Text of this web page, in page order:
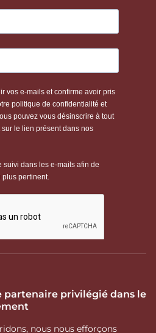
partenaire privilégié dans le
nous nous efforçons